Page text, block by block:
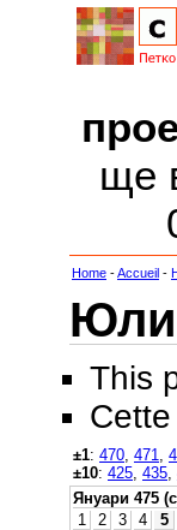
ще
Home -Accueil -
This
±1: 470 471
±10: 425 435
Януари 475
1
2 3 4 5